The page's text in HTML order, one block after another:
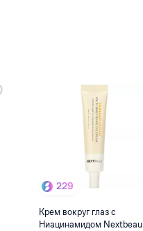
229
Крем вокруг глаз с
Ниацинамидом Nextbeau